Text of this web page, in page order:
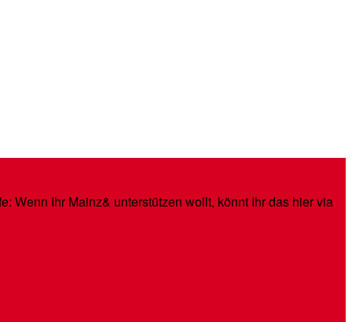
Wenn Ihr Mainz& unterstützen wollt, könnt Ihr das hier via